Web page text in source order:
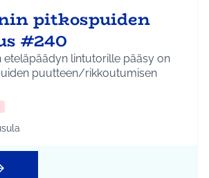
pitkospuiden
#240
eteläpäädyn lintutorille pääsy on
puutteen/rikkoutumisen
mukaan: Hyvinvoiva Tuusula